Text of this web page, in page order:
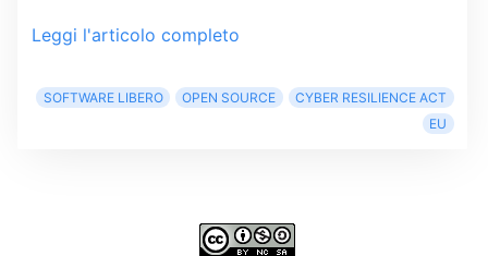
Leggi l'articolo completo
SOFTWARE LIBERO OPEN SOURCE
CYBER RESILIENCE ACT
EU